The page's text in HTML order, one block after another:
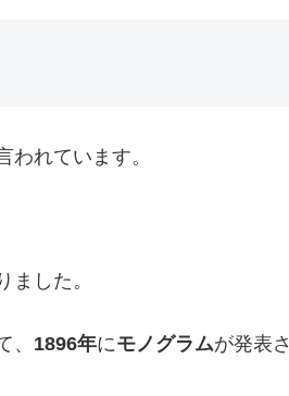
われています。
ました。
1896年にモノグラムが発表さ